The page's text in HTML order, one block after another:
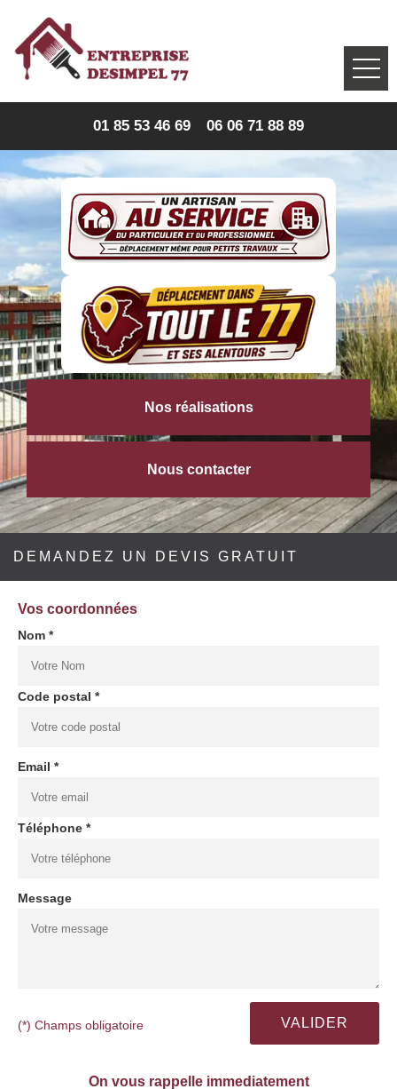
01 85 53 46 69 06 06 71 88 89
Nos réalisations
Nous contacter
DEMANDEZ UN DEVIS GRATUIT
Vos coordonnées
Nom *
Code postal *
Email *
Téléphone *
Message
(*) Champs obligatoire
On vous rappelle immediatement